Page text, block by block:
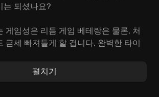
는 되셨나요?
게임성은 리듬 게임 베테랑은 물론, 처
금세 빠져들게 할 겁니다. 완벽한 타이
도 느껴보지 못한 특별한 '리듬 게임'의
펼치기